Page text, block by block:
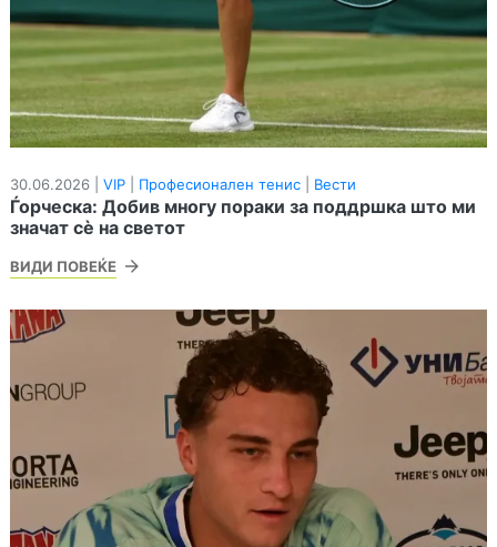
30.06.2026 | VIP Професионален тенис Вести
Ѓорческа: Добив многу пораки за поддршка што ми
значат сè на светот
ВИДИ ПОВЕЌЕ